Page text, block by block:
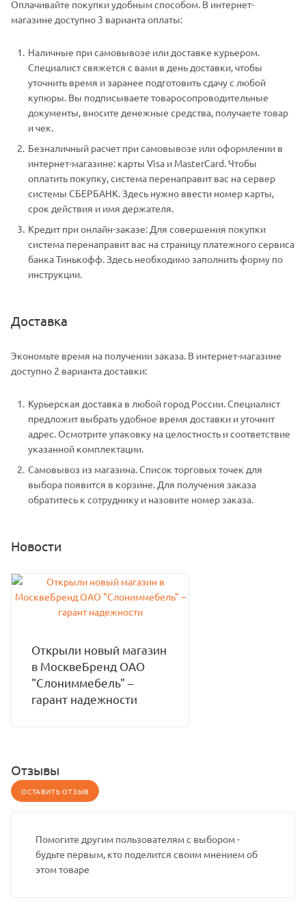
Оплачивайте покупки удобным способом. В интернет-
магазине доступно 3 варианта оплаты:
Наличные при самовывозе или доставке курьером.
Специалист свяжется с вами в день доставки, чтобы
уточнить время и заранее подготовить сдачу с любой
купюры. Вы подписываете товаросопроводительные
документы, вносите денежные средства, получаете товар
и чек.
Безналичный расчет при самовывозе или оформлении в
интернет-магазине: карты Visa и MasterCard. Чтобы
оплатить покупку, система перенаправит вас на сервер
системы СБЕРБАНК. Здесь нужно ввести номер карты,
срок действия и имя держателя.
Кредит при онлайн-заказе: Для совершения покупки
система перенаправит вас на страницу платежного сервиса
банка Тинькофф. Здесь необходимо заполнить форму по
инструкции.
Доставка
Экономьте время на получении заказа. В интернет-магазине
доступно 2 варианта доставки:
Курьерская доставка в любой город России. Специалист
предложит выбрать удобное время доставки и уточнит
адрес. Осмотрите упаковку на целостность и соответствие
указанной комплектации.
Самовывоз из магазина. Список торговых точек для
выбора появится в корзине. Для получения заказа
обратитесь к сотруднику и назовите номер заказа.
Новости
Открыли новый магазин
в МосквеБренд ОАО
"Слониммебель" –
гарант надежности
Отзывы
ОСТАВИТЬ ОТЗЫВ
Помогите другим пользователям с выбором -
будьте первым, кто поделится своим мнением об
этом товаре